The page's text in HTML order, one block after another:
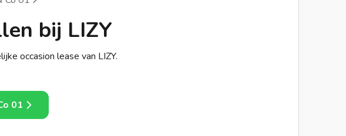
bij LIZY
occasion lease van LIZY.
01